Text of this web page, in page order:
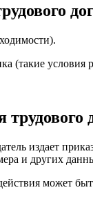
(такие
издает
и других
может